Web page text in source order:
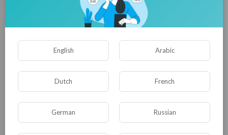
English Arabic
Dutch French
German Russian